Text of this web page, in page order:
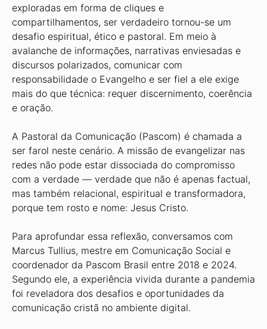
exploradas em forma de cliques e
compartilhamentos, ser verdadeiro tornou-se um
desafio espiritual, ético e pastoral. Em meio à
avalanche de informações, narrativas enviesadas e
discursos polarizados, comunicar com
responsabilidade o Evangelho e ser fiel a ele exige
mais do que técnica: requer discernimento, coerência
e oração.
A Pastoral da Comunicação (Pascom) é chamada a
ser farol neste cenário. A missão de evangelizar nas
redes não pode estar dissociada do compromisso
com a verdade — verdade que não é apenas factual,
mas também relacional, espiritual e transformadora,
porque tem rosto e nome: Jesus Cristo.
Para aprofundar essa reflexão, conversamos com
Marcus Tullius, mestre em Comunicação Social e
coordenador da Pascom Brasil entre 2018 e 2024.
Segundo ele, a experiência vivida durante a pandemia
foi reveladora dos desafios e oportunidades da
comunicação cristã no ambiente digital.